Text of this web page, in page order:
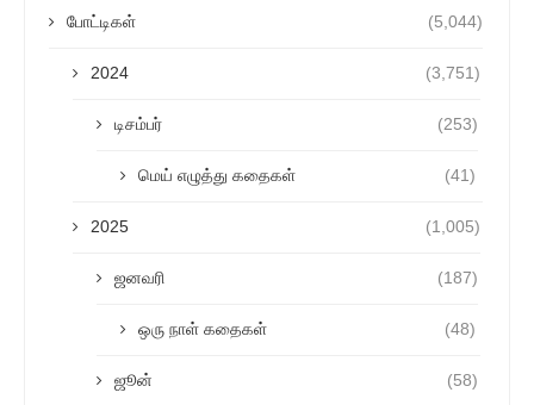
போட்டிகள் (5,044)
2024 (3,751)
டிசம்பர் (253)
மெய் எழுத்து கதைகள் (41)
2025 (1,005)
ஜனவரி (187)
ஒரு நாள் கதைகள் (48)
ஜூன் (58)